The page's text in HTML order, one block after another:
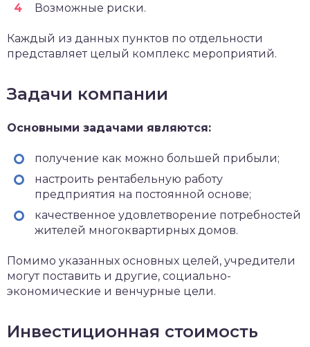
Возможные риски.
Каждый из данных пунктов по отдельности
представляет целый комплекс мероприятий.
Задачи компании
Основными задачами являются:
получение как можно большей прибыли;
настроить рентабельную работу
предприятия на постоянной основе;
качественное удовлетворение потребностей
жителей многоквартирных домов.
Помимо указанных основных целей, учредители
могут поставить и другие, социально-
экономические и венчурные цели.
Инвестиционная стоимость